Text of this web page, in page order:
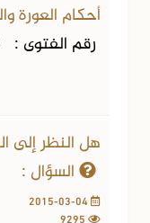
أحكام العورة
رقم الفتوى :
هل النظر إلى
السؤال :